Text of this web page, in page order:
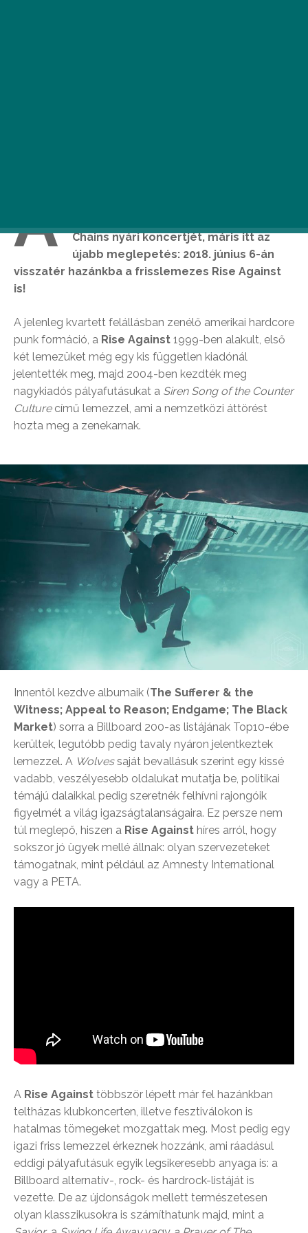
A
Chains nyári koncertjét, máris itt az
újabb meglepetés: 2018. június 6-án
visszatér hazánkba a frisslemezes Rise Against
is!
A jelenleg kvartett felállásban zenélő amerikai hardcore
punk formáció, a Rise Against 1999-ben alakult, első
két lemezüket még egy kis független kiadónál
jelentették meg, majd 2004-ben kezdték meg
nagykiadós pályafutásukat a Siren Song of the Counter
Culturecímű lemezzel, ami a nemzetközi áttörést
hozta meg a zenekarnak.
Innentől kezdve albumaik (The Sufferer & the
Witness; Appeal to Reason; Endgame; The Black
Market) sorra a Billboard 200-as listájának Top10-ébe
kerültek, legutóbb pedig tavaly nyáron jelentkeztek
lemezzel. A Wolvessaját bevallásuk szerint egy kissé
vadabb, veszélyesebb oldalukat mutatja be, politikai
témájú dalaikkal pedig szeretnék felhívni rajongóik
figyelmét a világ igazságtalanságaira. Ez persze nem
túl meglepő, hiszen a Rise Against híres arról, hogy
sokszor jó ügyek mellé állnak: olyan szervezeteket
támogatnak, mint például az Amnesty International
vagy a PETA.
A Rise Against többször lépett már fel hazánkban
teltházas klubkoncerten, illetve fesztiválokon is
hatalmas tömegeket mozgattak meg. Most pedig egy
igazi friss lemezzel érkeznek hozzánk, ami ráadásul
eddigi pályafutásuk egyik legsikeresebb anyaga is: a
Billboard alternatív-, rock- és hardrock-listáját is
vezette. De az újdonságok mellett természetesen
olyan klasszikusokra is számíthatunk majd, mint a